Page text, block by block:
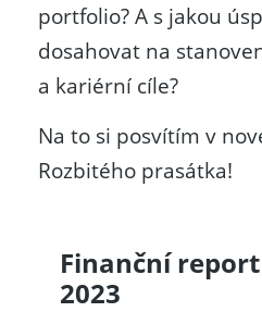
portfolio? A s jakou
dosahovat na
a kariérní cíle?
Na to si posvítím v
Rozbitého prasátka!
Finanční
2023